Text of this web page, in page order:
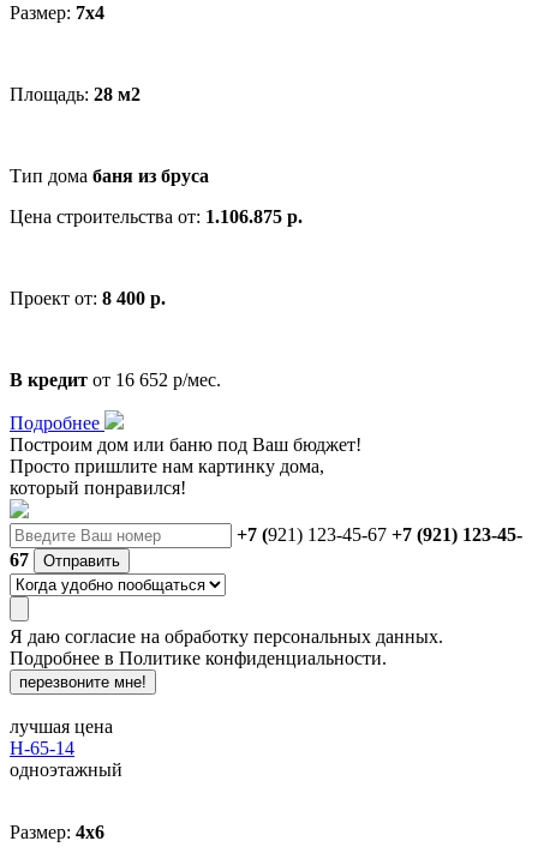
Размер: 7x4
Площадь: 28 м2
Тип дома баня из бруса
Цена строительства от: 1.106.875 р.
Проект от: 8 400 р.
В кредит от 16 652 р/мес.
Подробнее
Построим дом или баню под Ваш бюджет!
Просто пришлите нам картинку дома,
который понравился!
+7 (921) 123-45-67 +7 (921) 123-45-
67
Отправить
Я даю согласие на обработку персональных данных.
Подробнее в Политике конфиденциальности.
перезвоните мне!
лучшая цена
Н-65-14
одноэтажный
Размер: 4x6